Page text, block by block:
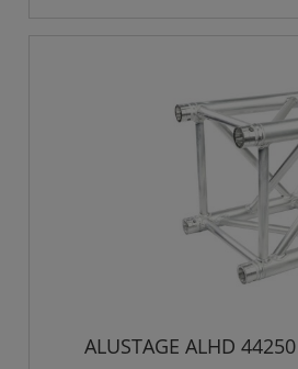
ALUSTAGE ALHD